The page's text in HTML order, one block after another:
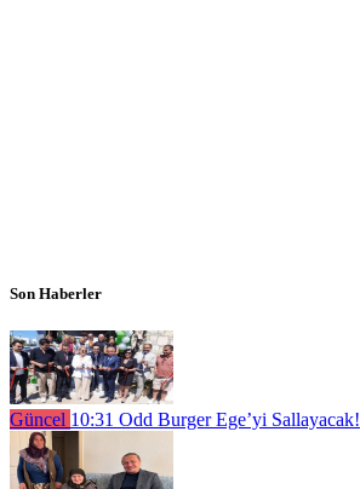
Son Haberler
Güncel 10:31 Odd Burger Ege’yi Sallayacak!